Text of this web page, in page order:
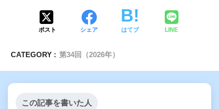
ポスト シェア はてブ LINE
CATEGORY : 第34回（2026年）
この記事を書いた人